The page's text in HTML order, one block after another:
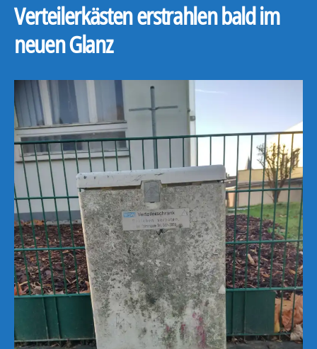
Verteilerkästen erstrahlen bald im
neuen Glanz